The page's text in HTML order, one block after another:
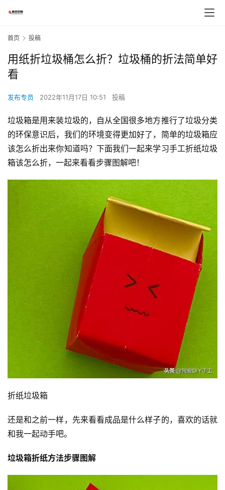
首页 投稿
用纸折垃圾桶怎么折？垃圾桶的折法简单好
看
发布专员 2022年11月17日 10:51 投稿
垃圾箱是用来装垃圾的，自从全国很多地方推行了垃圾分类
的环保意识后，我们的环境变得更加好了，简单的垃圾箱应
该怎么折出来你知道吗？下面我们一起来学习手工折纸垃圾
箱该怎么折，一起来看看步骤图解吧！
折纸垃圾箱
还是和之前一样，先来看看成品是什么样子的，喜欢的话就
和我一起动手吧。
垃圾箱折纸方法步骤图解